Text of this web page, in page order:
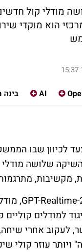
מודלי קול
הוא מוקדי
AI בינה
לכיוון שבו
שלושה
מקשיבות,
GPT-Realtime-
,
למודלים
לעקוב אחרי
עוזר קולי